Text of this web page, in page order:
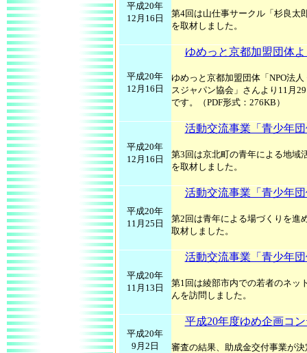
平成20年
12月16日
第4回は山仕事サークル「杉良太
を取材しました。
平成20年
12月16日
ゆめっと京都加盟団体
ゆめっと京都加盟団体「NPO法
スジャパン協会」さんより11月
です。（PDF形式：276KB）
平成20年
12月16日
活動交流事業「青少年
第3回は京北町の青年による地域
を取材しました。
平成20年
11月25日
活動交流事業「青少年
第2回は青年による場づくりを進
取材しました。
平成20年
11月13日
活動交流事業「青少年
第1回は綾部市内での若者のネッ
んを訪問しました。
平成20年
9月2日
平成20年度ゆめ企画コ
審査の結果、助成金交付事業が